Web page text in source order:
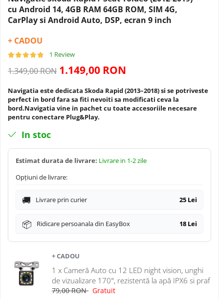
Navigatii Dacia
Navigatii Audi
Navigatii Mercedes
Navigatii Nissan
Navigatii Citroen
Navigatii Suzuki
Navigatii Mitsubishi
Navigatii KIA
Navigatii Renault
Camera frontala
cu Android 14, 4GB RAM 64GB ROM, SIM 4G,
CarPlay si Android Auto, DSP, ecran 9 inch
+ CADOU
1 Review
1.349,00 RON 1.149,00 RON
Navigatia este dedicata Skoda Rapid (2013–2018) si se potriveste
perfect in bord fara sa fiti nevoiti sa modificati ceva la
bord.Navigatia vine in pachet cu toate accesoriile necesare
pentru conectare Plug&Play.
In stoc
Estimat durata de livrare: Livrare in 1-2 zile
Opțiuni de livrare:
Livrare prin curier 25 Lei
Ridicare persoanala din EasyBox 18 Lei
+ CADOU
1 x Cameră Auto cu 12 LED night vision, unghi
de vizualizare 170°, rezistentă la apă IPX6 si praf
79,00 RON Gratuit